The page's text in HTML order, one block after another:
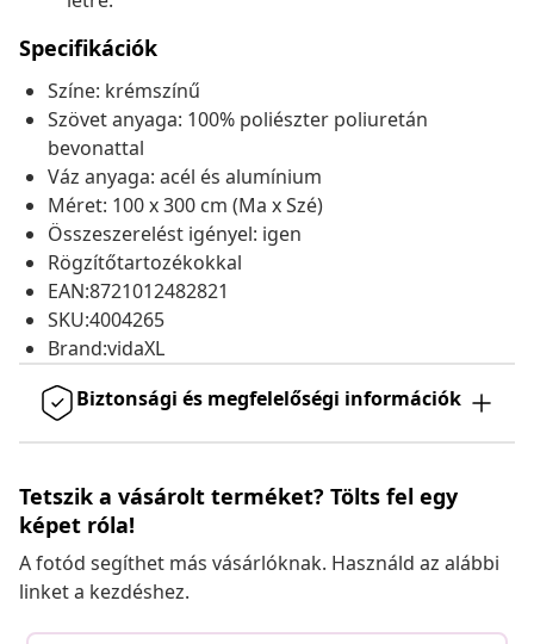
Specifikációk
Színe: krémszínű
Szövet anyaga: 100% poliészter poliuretán
bevonattal
Váz anyaga: acél és alumínium
Méret: 100 x 300 cm (Ma x Szé)
Összeszerelést igényel: igen
Rögzítőtartozékokkal
EAN:8721012482821
SKU:4004265
Brand:vidaXL
Biztonsági és megfelelőségi információk
Tetszik a vásárolt terméket? Tölts fel egy
képet róla!
A fotód segíthet más vásárlóknak. Használd az alábbi
linket a kezdéshez.